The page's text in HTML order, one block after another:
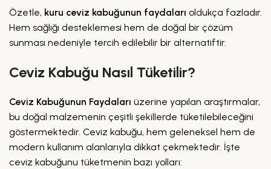
Özetle, kuru ceviz kabuğunun faydaları oldukça fazladır.
Hem sağlığı desteklemesi hem de doğal bir çözüm
sunması nedeniyle tercih edilebilir bir alternatiftir.
Ceviz Kabuğu Nasıl Tüketilir?
Ceviz Kabuğunun Faydaları üzerine yapılan araştırmalar,
bu doğal malzemenin çeşitli şekillerde tüketilebileceğini
göstermektedir. Ceviz kabuğu, hem geleneksel hem de
modern kullanım alanlarıyla dikkat çekmektedir. İşte
ceviz kabuğunu tüketmenin bazı yolları: